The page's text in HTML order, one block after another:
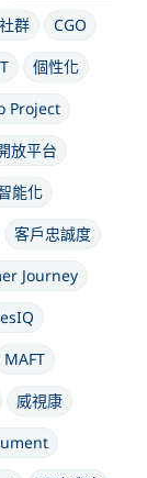
群
CGO
個性化
Project
放平台
能化
客戶忠誠度
Journey
MAFT
威視康